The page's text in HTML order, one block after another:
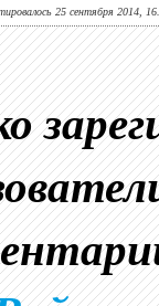
25 сентября 2014,